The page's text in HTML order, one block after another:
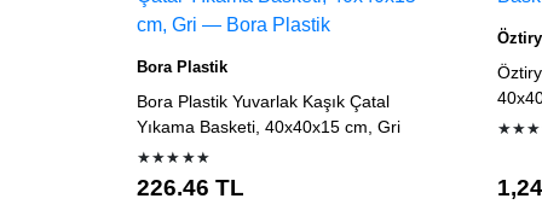
Bora Plastik
Bora Plastik Yuvarlak Kaşık Çatal
Yıkama Basketi, 40x40x15 cm, Gri
★★★★★
226.46 TL